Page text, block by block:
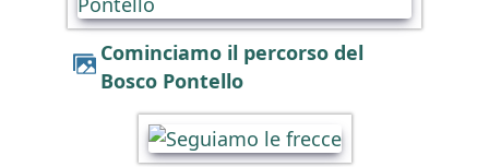
Cominciamo il percorso del
Bosco Pontello